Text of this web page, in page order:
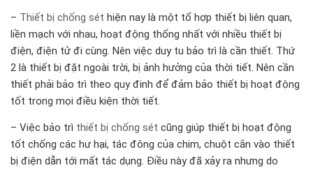
– Thiết bị chống sét hiện nay là một tổ hợp thiết bị liên quan,
liền mạch với nhau, hoạt động thống nhất với nhiều thiết bị
điện, điện tử đi cùng. Nên việc duy tu bảo trì là cần thiết. Thứ
2 là thiết bị đặt ngoài trời, bị ảnh hưởng của thời tiết. Nên cần
thiết phải bảo trì theo quy đinh để đảm bảo thiết bị hoạt động
tốt trong mọi điều kiện thời tiết.
– Việc bảo trì thiết bị chống sét cũng giúp thiết bị hoạt động
tốt chống các hư hại, tác đông của chim, chuột cắn vào thiết
bị điện dẫn tới mất tác dụng. Điều này đã xảy ra nhưng do